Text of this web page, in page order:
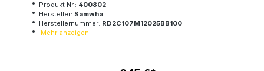
Produkt Nr.: 400802
Hersteller: Samwha
Herstellernummer: RD2C107M12025BB100
Mehr anzeigen